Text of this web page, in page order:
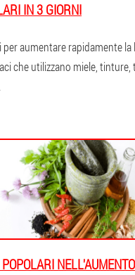
IN 3 GIORNI
aumentare rapidamente la
che utilizzano miele, tinture,
NELL'AUMENTO